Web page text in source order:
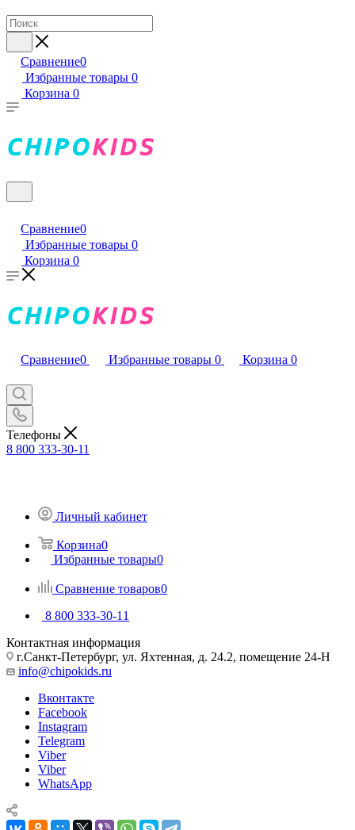
Сравнение0
Избранные товары 0
Корзина 0
Сравнение0
Избранные товары 0
Корзина 0
Сравнение0 Избранные товары 0 Корзина 0
Телефоны
8 800 333-30-11
Личный кабинет
Корзина0
Избранные товары0
Сравнение товаров0
8 800 333-30-11
Контактная информация
г.Санкт-Петербург, ул. Яхтенная, д. 24.2, помещение 24-Н
info@chipokids.ru
Вконтакте
Facebook
Instagram
Telegram
Viber
Viber
WhatsApp